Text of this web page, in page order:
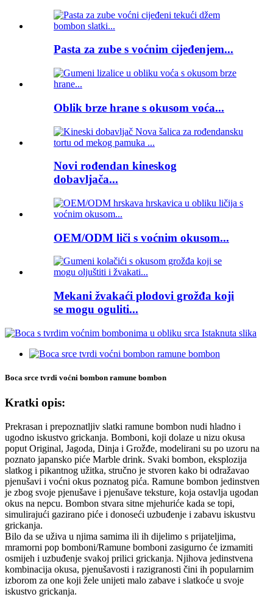
Pasta za zube s voćnim cijeđenjem...
Oblik brze hrane s okusom voća...
Novi rođendan kineskog
dobavljača...
OEM/ODM liči s voćnim okusom...
Mekani žvakaći plodovi grožđa koji
se mogu oguliti...
Boca srce tvrdi voćni bombon ramune bombon
Kratki opis:
Prekrasan i prepoznatljiv slatki ramune bombon nudi hladno i
ugodno iskustvo grickanja. Bomboni, koji dolaze u nizu okusa
poput Original, Jagoda, Dinja i Grožđe, modelirani su po uzoru na
poznato japansko piće Marble drink. Svaki bombon, eksplozija
slatkog i pikantnog užitka, stručno je stvoren kako bi odražavao
pjenušavi i voćni okus poznatog pića. Ramune bombon jedinstven
je zbog svoje pjenušave i pjenušave teksture, koja ostavlja ugodan
okus na nepcu. Bombon stvara sitne mjehuriće kada se topi,
simulirajući gazirano piće i donoseći uzbuđenje i zabavu iskustvu
grickanja.
Bilo da se uživa u njima samima ili ih dijelimo s prijateljima,
mramorni pop bomboni/Ramune bomboni zasigurno će izmamiti
osmijeh i uzbuđenje svakoj prilici grickanja. Njihova jedinstvena
kombinacija okusa, pjenušavosti i razigranosti čini ih popularnim
izborom za one koji žele unijeti malo zabave i slatkoće u svoje
iskustvo grickanja.